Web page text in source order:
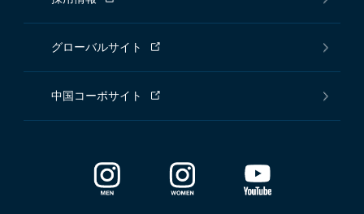
グローバルサイト
中国コーポサイト